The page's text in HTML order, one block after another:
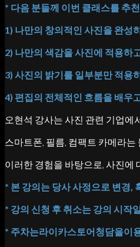
* 다음 분들께 이번 클래스를 추
1) 나만의 창의적인 사진을 완성
2) 나만의 색감을 사진에 적용하
3) 사진의 밝기를 일부분만 적용
4) 편집의 전체적인 흐름을 배우
오현석 강사는 사진 관련 기업에
스마트폰, 필름, 컴팩트 카메라
이러한 경험을 바탕으로, 사진에
* 본 강의는 당사 사정으로 변경,
* 강의 신청 후 취소는 강의 시작
* 주차는라이카스토어청담을이